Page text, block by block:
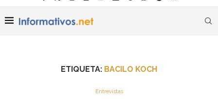
ETIQUETA: BACILO KOCH
Entrevistas